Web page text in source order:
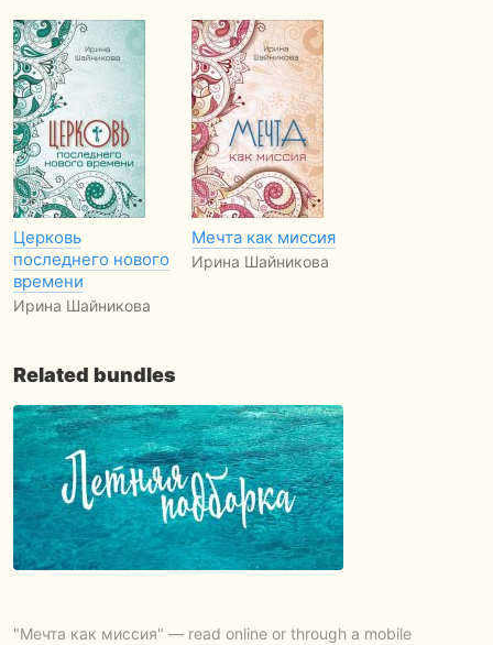
Церковь
последнего нового
времени
Ирина Шайникова
Мечта как миссия
Ирина Шайникова
Related bundles
"Мечта как миссия" — read online or through a mobile